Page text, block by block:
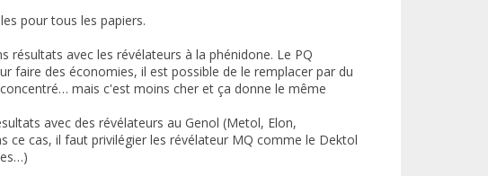
pour tous les papiers.
avec les révélateurs à la phénidone. Le PQ
faire des économies, il est possible de le remplacer par du
mais c'est moins cher et ça donne le même
avec des révélateurs au Genol (Metol, Elon,
ce cas, il faut privilégier les révélateur MQ comme le Dektol